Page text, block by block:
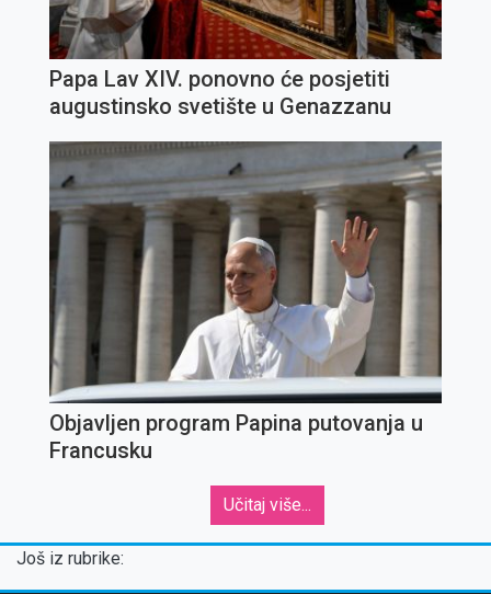
Papa Lav XIV. ponovno će posjetiti
augustinsko svetište u Genazzanu
Objavljen program Papina putovanja u
Francusku
Učitaj više...
Još iz rubrike: